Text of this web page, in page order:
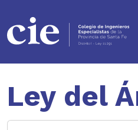
Ley del